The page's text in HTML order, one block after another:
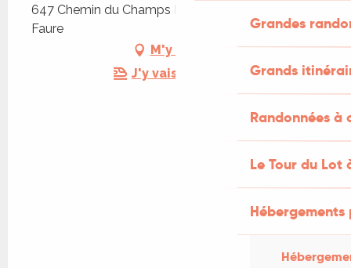
Grandes
Grands
Randonnées
Le Tour du Lot
647 Chemin du Champs Nègres, 46330 Tour-de-
Faure
M'y rendre
J'y vais en train !